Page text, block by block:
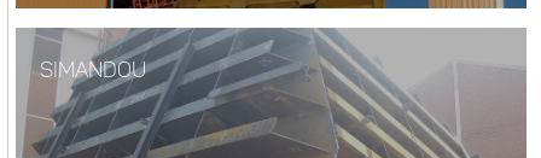
SIMANDOU